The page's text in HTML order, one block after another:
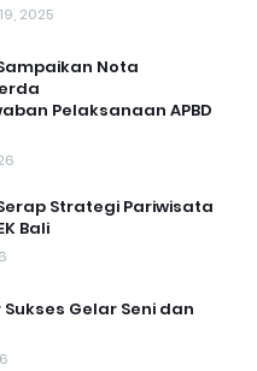
2025
Nota
Pelaksanaan APBD
Strategi Pariwisata
Bali
Gelar Seni dan